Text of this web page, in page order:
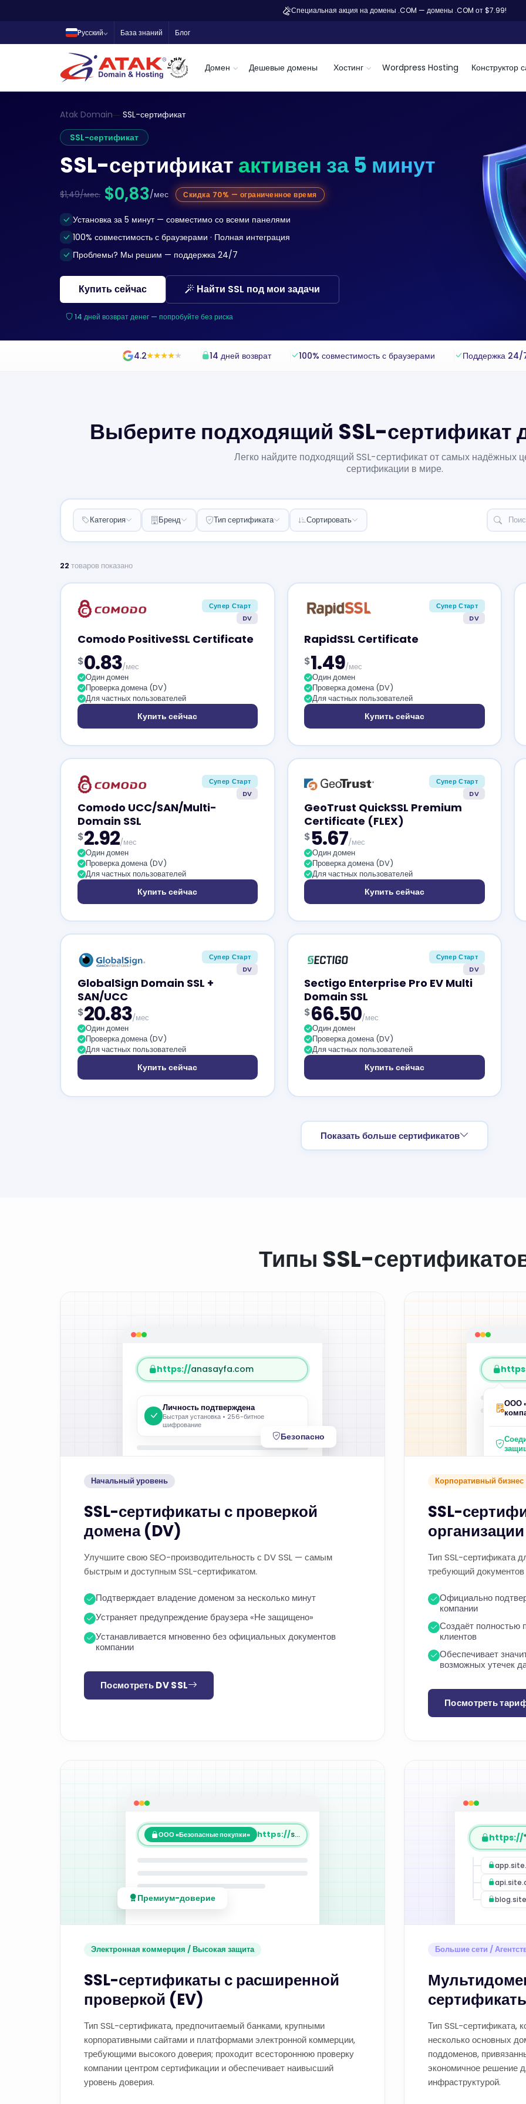
Специальная акция на домены .COM — домены .COM от $7.99!
Pусский База знаний Блог
Домен Дешевые домены Хостинг Wordpress Hosting Конструктор
Atak Domain
SSL-сертификат
SSL-сертификат
SSL-сертификатактивен за 5 минут
$1,49/мес. $0,83/мес Скидка 70% — ограниченное время
Установка за 5 минут — совместимо со всеми панелями
100% совместимость с браузерами · Полная интеграция
Проблемы? Мы решим — поддержка 24/7
Купить сейчас Найти SSL под мои задачи
14 дней возврат денег — попробуйте без риска
4.2★
★★
★★
★★
★★
★ 14 дней возврат 100% совместимость с браузерами Поддержка 24/
Выберите подходящий SSL-сертификат
Легко найдите подходящий SSL-сертификат от самых надёжных
сертификации в мире.
Категория Бренд Тип сертификата Сортировать
22 товаров показано
Супер Старт
DV
Comodo PositiveSSL Certificate
$0.83/мес
Один домен
Проверка домена (DV)
Для частных пользователей
Купить сейчас
Супер Старт
DV
RapidSSL Certificate
$1.49/мес
Один домен
Проверка домена (DV)
Для частных пользователей
Купить сейчас
Супер Старт
DV
Comodo UCC/SAN/Multi-
Domain SSL
$2.92/мес
Один домен
Проверка домена (DV)
Для частных пользователей
Купить сейчас
Супер Старт
DV
GeoTrust QuickSSL Premium
Certificate (FLEX)
$5.67/мес
Один домен
Проверка домена (DV)
Для частных пользователей
Купить сейчас
Супер Старт
DV
GlobalSign Domain SSL +
SAN/UCC
$20.83/мес
Один домен
Проверка домена (DV)
Для частных пользователей
Купить сейчас
Супер Старт
DV
Sectigo Enterprise Pro EV Multi
Domain SSL
$66.50/мес
Один домен
Проверка домена (DV)
Для частных пользователей
Купить сейчас
Показать больше сертификатов
Типы SSL-
https://anasayfa.com
Личность подтверждена
Быстрая установка • 256-битное
шифрование
Безопасно
Начальный уровень
SSL-сертификаты с проверкой
домена (DV)
Улучшите свою SEO-производительность с DV SSL — самым
быстрым и доступным SSL-сертификатом.
Подтверждает владение доменом за несколько минут
Устраняет предупреждение браузера «Не защищено»
Устанавливается мгновенно без официальных документов
компании
Посмотреть DV SSL
ООО
Корпоративный бизнес
SSL-
Тип SSL-сертификата
требующий документов
Официально
компании
Создаёт полностью
клиентов
Обеспечивает
возможных утечек
Посмотреть
ООО «Безопасные покупки» https://site.com.tr
Премиум-доверие
Электронная коммерция / Высокая защита
SSL-сертификаты с расширенной
проверкой (EV)
Тип SSL-сертификата, предпочитаемый банками, крупными
корпоративными сайтами и платформами электронной коммерции,
требующими высокого доверия; проходит всестороннюю проверку
компании центром сертификации и обеспечивает наивысший
уровень доверия.
https://
Большие сети /
Тип SSL-сертификата,
несколько основных
поддоменов,
экономичное решение
инфраструктурой.